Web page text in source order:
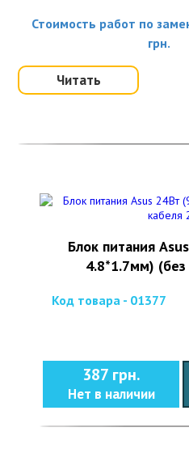
Стоимость работ по
грн.
Читать
Блок питания
4.8*1.7мм)
Код товара - 01377
387 грн.
Нет в наличии